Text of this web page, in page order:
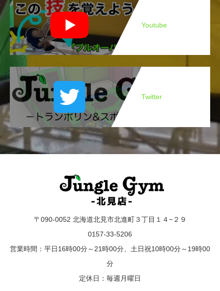
Youtube
Twitter
〒090-0052 北海道北見市北進町３丁目１４−２９
0157-33-5206
営業時間：平日16時00分～21時00分、土日祝10時00分～19時00
分
定休日：毎週月曜日